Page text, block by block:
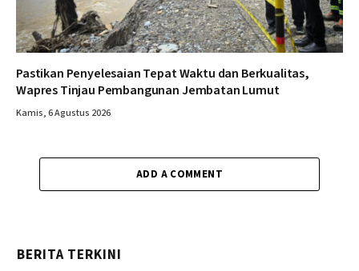
Pastikan Penyelesaian Tepat Waktu dan Berkualitas,
Wapres Tinjau Pembangunan Jembatan Lumut
Kamis, 6 Agustus 2026
ADD A COMMENT
BERITA TERKINI